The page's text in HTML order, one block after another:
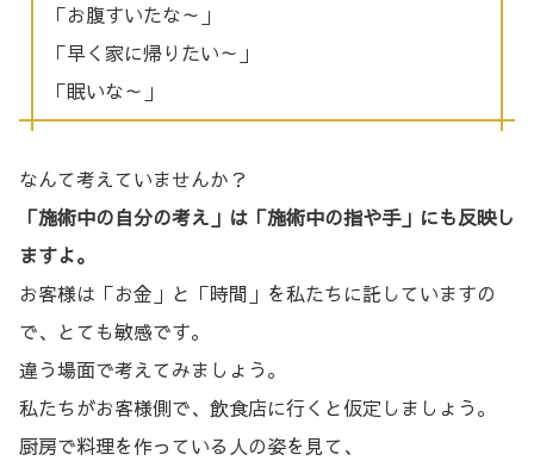
「お腹すいたな～」
「早く家に帰りたい～」
「眠いな～」
なんて考えていませんか？
「施術中の自分の考え」は「施術中の指や手」にも反映し
ますよ。
お客様は「お金」と「時間」を私たちに託していますの
で、とても敏感です。
違う場面で考えてみましょう。
私たちがお客様側で、飲食店に行くと仮定しましょう。
厨房で料理を作っている人の姿を見て、